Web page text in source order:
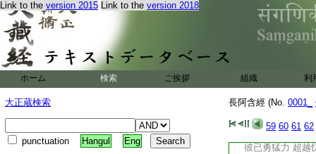
Link to the version 2015 Link to the version 2018
ホーム 検索 ご挨拶 組織 利
大正蔵検索
punctuation Hangul Eng
長阿含經 (No. 0001_
59 60 61 62
今獨處卑賤 爲吾
本爲弊惡行 今故
獨處於卑賤 爲吾
生此處不淨 爲他
二人勤精進 思惟
捨彼所戀著 觀欲
欲縛不眞實 誑惑
如象離羈 16
靽
彼已勇猛力 超越